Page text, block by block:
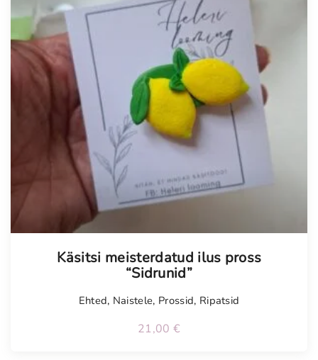
Käsitsi meisterdatud ilus pross
“Sidrunid”
Ehted, Naistele, Prossid, Ripatsid
21,00 €